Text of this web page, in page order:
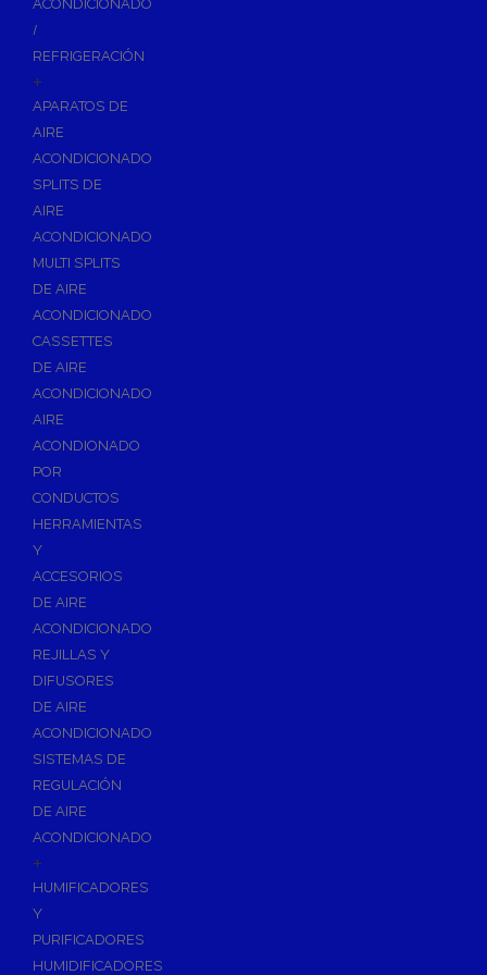
Asientos y Tapas de WC
Lavabos
Urinarios
Bidés
Vertederos Baño
Sanitarios Suspendidos
Placas de Accionamiento para Cisternas
Cisternas Empotradas
Seguridad en el Baño
Wellness
Calefacción y A.C.S
Accesorios de Calefacción
Vasos de Expansión
Termometros
Otros accesorios de calefacción
Accesorios de Radiadores
Tapones, purgadores y accesorios para radiador
Soportes para Radiadores
Acumuladores e Interacumuladores
Bombas Circuladoras / Grupos de Bombeo
Bombas de Calefacción
Bombas Simples para ACS
Calderas
Grupos Térmicos de Gasóleo
ACONDICIONADO
/
REFRIGERACIÓN
+
APARATOS DE
AIRE
ACONDICIONADO
SPLITS DE
AIRE
ACONDICIONADO
MULTI SPLITS
DE AIRE
ACONDICIONADO
CASSETTES
DE AIRE
ACONDICIONADO
AIRE
ACONDIONADO
POR
CONDUCTOS
HERRAMIENTAS
Y
ACCESORIOS
DE AIRE
ACONDICIONADO
REJILLAS Y
DIFUSORES
DE AIRE
ACONDICIONADO
SISTEMAS DE
REGULACIÓN
DE AIRE
ACONDICIONADO
+
HUMIFICADORES
Y
PURIFICADORES
HUMIDIFICADORES